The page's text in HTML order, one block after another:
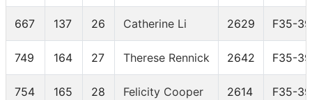
667 137 26 Catherine Li 2629 F35-39
749 164 27 Therese Rennick 2642 F35-39
754 165 28 Felicity Cooper 2614 F35-39